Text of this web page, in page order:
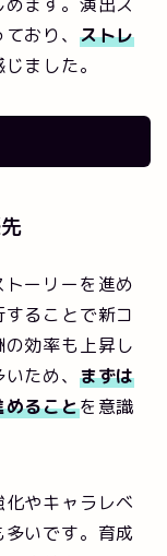
おり、 ストレ
ました。
ーリーを進め
ることで新コ
効率も上昇し
ため、 まずは
めることを意識
やキャラレベ
いです。育成